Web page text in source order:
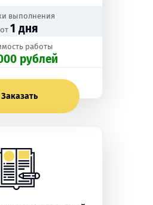
выполнения
от 1 дня
работы
рублей
Заказать